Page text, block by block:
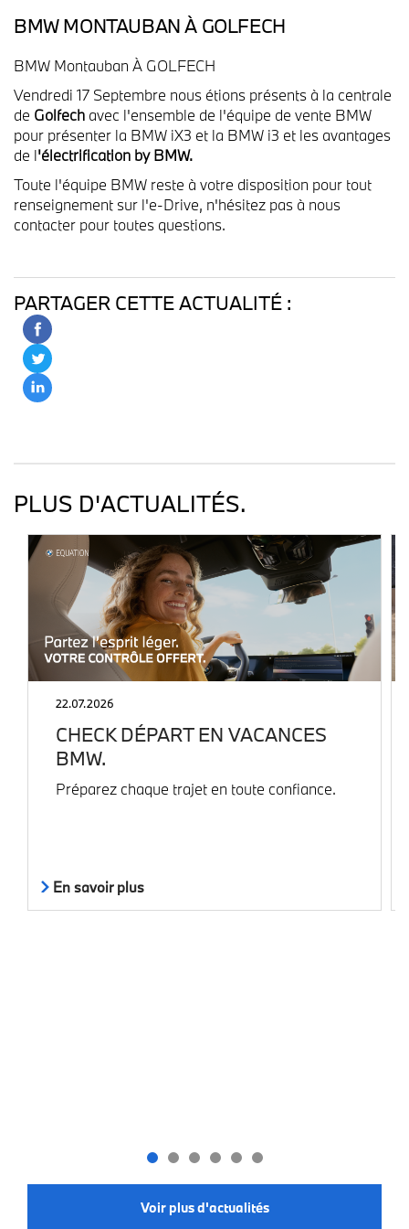
BMW MONTAUBAN À GOLFECH
BMW Montauban À GOLFECH
Vendredi 17 Septembre nous étions présents à la centrale
de Golfech avec l'ensemble de l'équipe de vente BMW
pour présenter la BMW iX3 et la BMW i3 et les avantages
de l'électrification by BMW.
Toute l'équipe BMW reste à votre disposition pour tout
renseignement sur l'e-Drive, n'hésitez pas à nous
contacter pour toutes questions.
PARTAGER CETTE ACTUALITÉ :
PLUS D'ACTUALITÉS.
22.07.2026
CHECK DÉPART EN VACANCES
BMW.
Préparez chaque trajet en toute confiance.
En savoir plus
Voir plus d'actualités